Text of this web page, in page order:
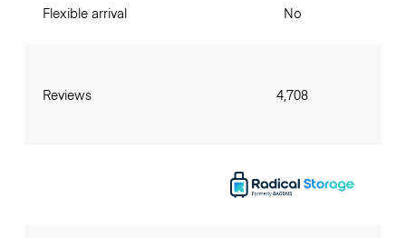
Flexible arrival
Reviews
No
4,708